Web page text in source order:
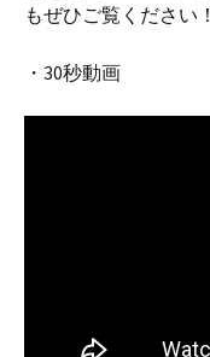
もぜひご覧ください！
・30秒動画